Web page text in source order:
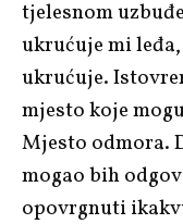
tjelesnom
ukrućuje mi
ukrućuje.
mjesto koje
Mjesto odmora.
mogao bih
opovrgnuti